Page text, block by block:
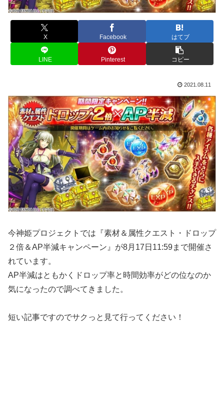
X Facebook はてブ
LINE Pinterest コピー
2021.08.11
今神姫プロジェクトでは『素材＆属性クエスト・ドロップ
２倍＆AP半減キャンペーン』が8月17日11:59まで開催さ
れています。
AP半減はともかくドロップ率と時間効率がどの位なのか
気になったので調べてきました。
短い記事ですのでサクっと見て行ってください！